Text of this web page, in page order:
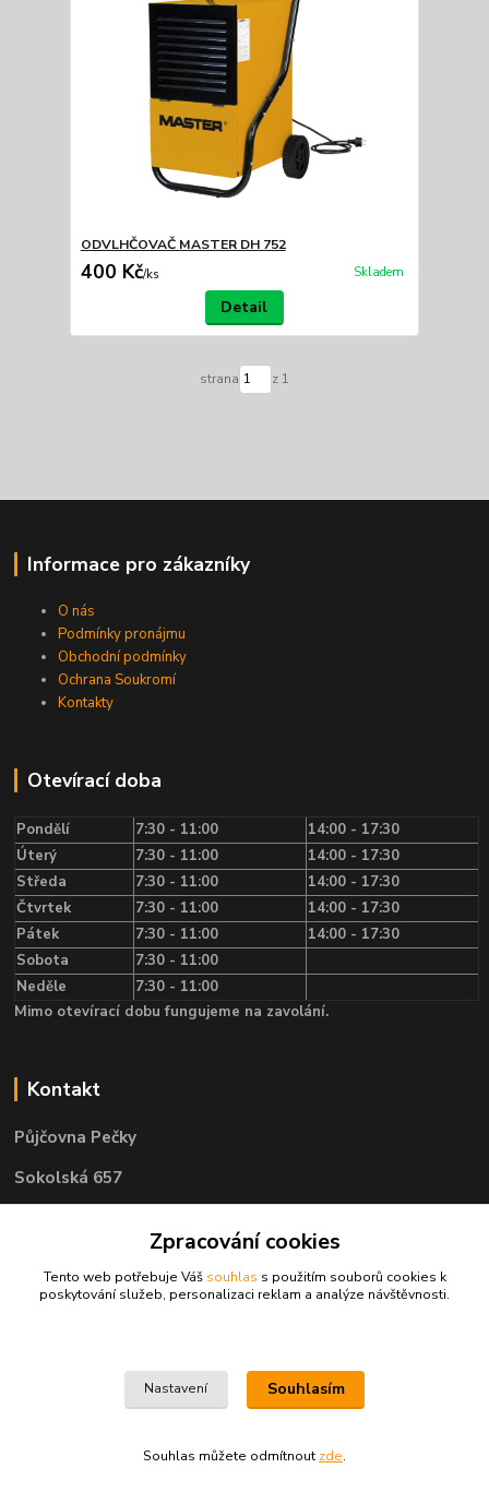
ODVLHČOVAČ MASTER DH 752
400 Kč/ks Skladem
Detail
strana z 1
Informace pro zákazníky
O nás
Podmínky pronájmu
Obchodní podmínky
Ochrana Soukromí
Kontakty
Otevírací doba
Pondělí 7:30 - 11:00
14:00 - 17:30
Úterý
7:30 - 11:00
14:00 - 17:30
Středa
7:30 - 11:00
14:00 - 17:30
Čtvrtek
7:30 - 11:00
14:00 - 17:30
Pátek
7:30 - 11:00
14:00 - 17:30
Sobota
7:30 - 11:00
Neděle
7:30 - 11:00
Mimo otevírací dobu fungujeme na zavolání.
Kontakt
Půjčovna Pečky
Sokolská 657
Telefon: 722 585 400
Zpracování cookies
Tento web potřebuje Váš souhlas s použitím souborů cookies k
poskytování služeb, personalizaci reklam a analýze návštěvnosti.
Nastavení Souhlasím
Souhlas můžete odmítnout zde.